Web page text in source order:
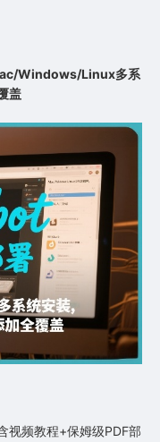
Windows/Linux多系
盖
视频教程+保姆级PDF部